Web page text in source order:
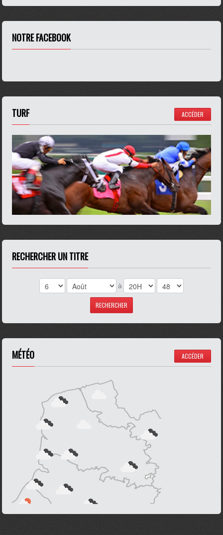
NOTRE FACEBOOK
TURF ACCÉDER
RECHERCHER UN TITRE
à
MÉTÉO ACCÉDER